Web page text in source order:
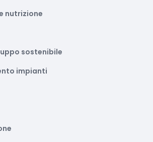
nutrizione
sostenibile
impianti